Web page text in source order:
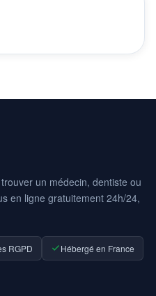
un médecin, dentiste ou
en ligne gratuitement 24h/24,
RGPD Hébergé en France